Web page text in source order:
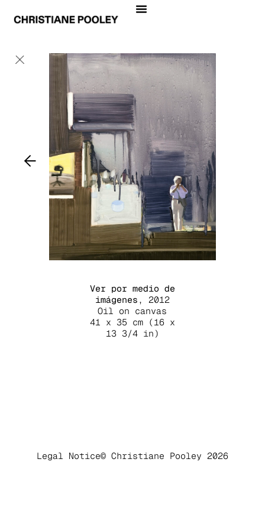
Ver por medio de
imágenes , 2012
Oil on canvas
41 x 35 cm (16 x
13 3/4 in)
Legal Notice© Christiane Pooley 2026